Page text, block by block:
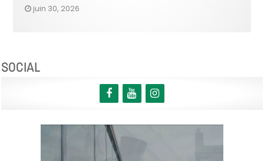
juin 30, 2026
SOCIAL